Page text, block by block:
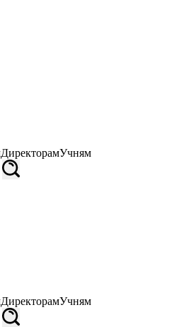
ДиректорамУчням
ДиректорамУчням